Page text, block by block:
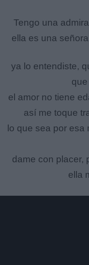
Tengo una
ella es una
ya lo entendiste,
el amor no tiene
así me toque
lo que sea por esa
dame con placer,
ella